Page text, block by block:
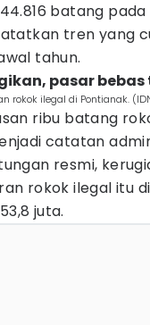
batang pada
tren yang
tahun.
pasar
rokok ilegal di Pontianak.
ribu batang
catatan
resmi,
rokok ilegal itu
juta.